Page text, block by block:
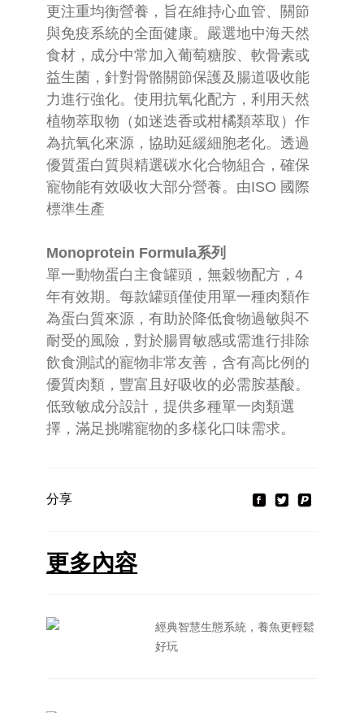
更注重均衡營養，旨在維持心血管、關節
與免疫系統的全面健康。嚴選地中海天然
食材，成分中常加入葡萄糖胺、軟骨素或
益生菌，針對骨骼關節保護及腸道吸收能
力進行強化。使用抗氧化配方，利用天然
植物萃取物（如迷迭香或柑橘類萃取）作
為抗氧化來源，協助延緩細胞老化。透過
優質蛋白質與精選碳水化合物組合，確保
寵物能有效吸收大部分營養。由ISO 國際
標準生產
Monoprotein Formula系列
單一動物蛋白主食罐頭，無穀物配方，4
年有效期。每款罐頭僅使用單一種肉類作
為蛋白質來源，有助於降低食物過敏與不
耐受的風險，對於腸胃敏感或需進行排除
飲食測試的寵物非常友善，含有高比例的
優質肉類，豐富且好吸收的必需胺基酸。
低致敏成分設計，提供多種單一肉類選
擇，滿足挑嘴寵物的多樣化口味需求。
分享
更多內容
經典智慧生態系統，養魚更輕鬆
好玩